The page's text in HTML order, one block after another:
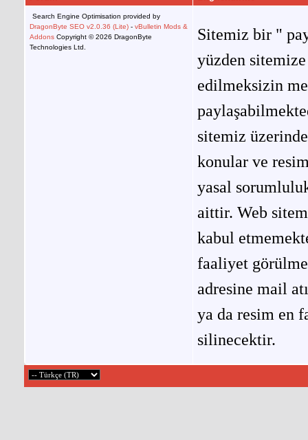
Search Engine Optimisation provided by
DragonByte SEO v2.0.36 (Lite) - vBulletin Mods &
Addons Copyright © 2026 DragonByte
Technologies Ltd.
Sitemiz bir "
yüzden
edilmeksizin
sitemiz
konular ve
yasal
aittir. Web
kabul
faaliyet
adresine mail
ya da resim en
silinecektir.